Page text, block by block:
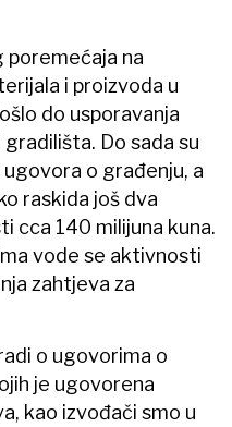
poremećaja na
i proizvoda u
do usporavanja
Do sada su
o građenju, a
raskida još dva
cca 140 milijuna kuna.
vode se aktivnosti
zahtjeva za
o ugovorima o
je ugovorena
kao izvođači smo u